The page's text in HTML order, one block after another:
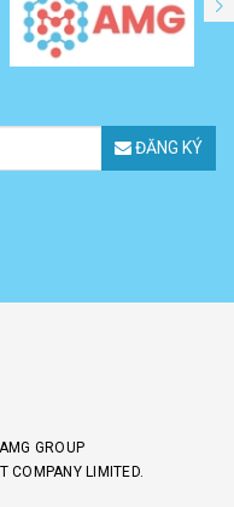
ĐĂNG KÝ
GROUP
COMPANY LIMITED.